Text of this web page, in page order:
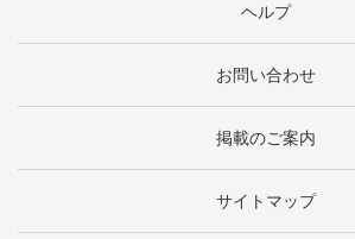
ヘルプ
お問い合わせ
掲載のご案内
サイトマップ